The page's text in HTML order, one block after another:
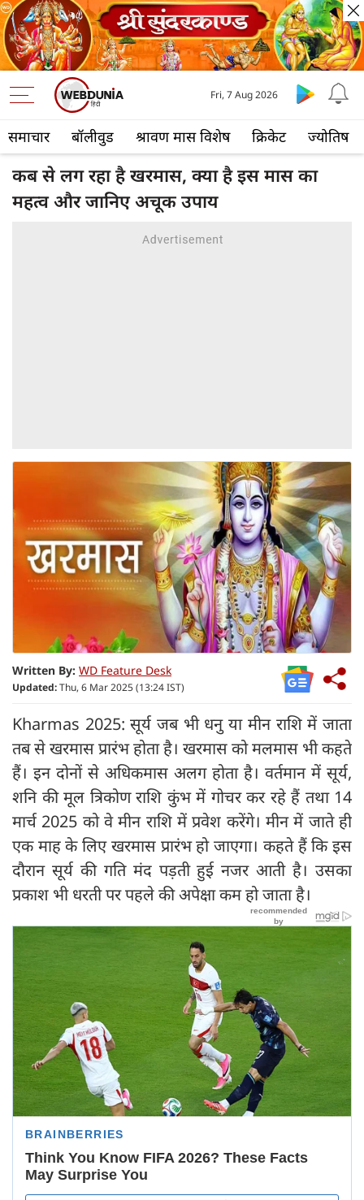
समाचार बॉलीवुड श्रावण मास विशेष क्रिकेट ज्योतिष
Fri, 7 Aug 2026
कब से लग रहा है खरमास, क्या है इस मास का
महत्व और जानिए अचूक उपाय
Written By: WD Feature Desk
Updated:Thu, 6 Mar 2025 (13:24 IST)
Kharmas 2025: सूर्य जब भी धनु या मीन राशि में जाता
तब से खरमास प्रारंभ होता है। खरमास को मलमास भी कहते
हैं। इन दोनों से अधिकमास अलग होता है। वर्तमान में सूर्य,
शनि की मूल त्रिकोण राशि कुंभ में गोचर कर रहे हैं तथा 14
मार्च 2025 को वे मीन राशि में प्रवेश करेंगे। मीन में जाते ही
एक माह के लिए खरमास प्रारंभ हो जाएगा। कहते हैं कि इस
दौरान सूर्य की गति मंद पड़ती हुई नजर आती है। उसका
प्रकाश भी धरती पर पहले की अपेक्षा कम हो जाता है।